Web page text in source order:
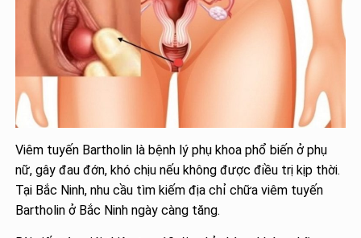
Viêm tuyến Bartholin là bệnh lý phụ khoa phổ biến ở phụ
nữ, gây đau đớn, khó chịu nếu không được điều trị kịp thời.
Tại Bắc Ninh, nhu cầu tìm kiếm địa chỉ chữa viêm tuyến
Bartholin ở Bắc Ninh ngày càng tăng.